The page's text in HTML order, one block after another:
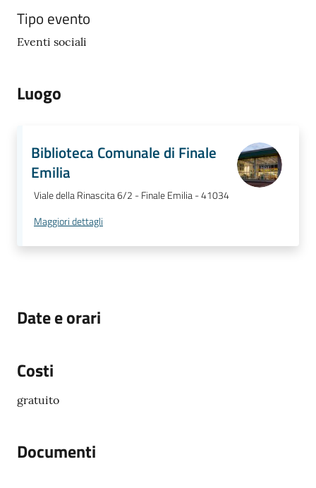
Tipo evento
Eventi sociali
Luogo
Biblioteca Comunale di Finale
Emilia
Viale della Rinascita 6/2 - Finale Emilia - 41034
Maggiori dettagli
Date e orari
Costi
gratuito
Documenti